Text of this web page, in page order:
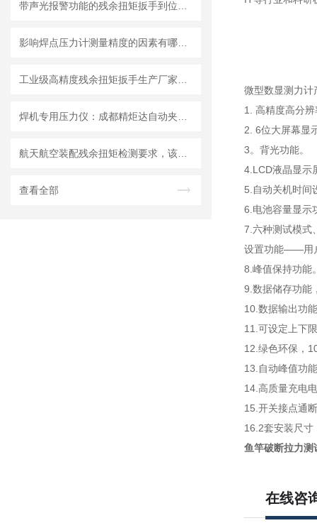
查看全部
微型数显测力计
1. 高精度高分辨
2. 6位大屏幕显
3。背光功能。
4.LCD液晶显示
5.自动关机时间
6.电池容量显示
7.六种测试模式
设置功能——用
8.峰值保持功能
9.数据储存功能
10.数据输出功
11.可设定上下
12.绿色环保，
13.自动峰值功
14.高质量充电
15.开关接点通
16.2套安装尺寸
鱼竿破断拉力测
在线咨